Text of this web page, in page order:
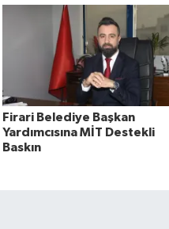
Firari Belediye Başkan
Yardımcısına MİT Destekli
Baskın